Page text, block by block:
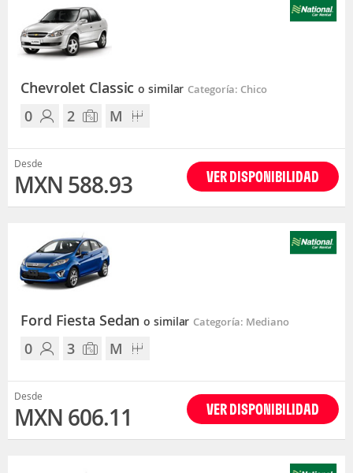
Chevrolet Classico similar Categoría: Chico
0 2 M
Desde
MXN 588.93 VER DISPONIBILIDAD
Ford Fiesta Sedano similar Categoría: Mediano
0 3 M
Desde
MXN 606.11 VER DISPONIBILIDAD